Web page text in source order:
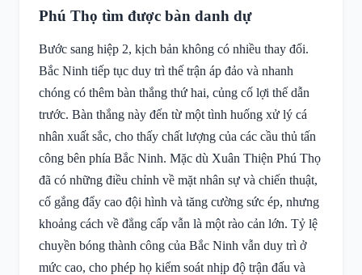
Phú Thọ tìm được bàn danh dự
Bước sang hiệp 2, kịch bản không có nhiều thay đổi.
Bắc Ninh tiếp tục duy trì thế trận áp đảo và nhanh
chóng có thêm bàn thắng thứ hai, củng cố lợi thế dẫn
trước. Bàn thắng này đến từ một tình huống xử lý cá
nhân xuất sắc, cho thấy chất lượng của các cầu thủ tấn
công bên phía Bắc Ninh. Mặc dù Xuân Thiện Phú Thọ
đã có những điều chỉnh về mặt nhân sự và chiến thuật,
cố gắng đẩy cao đội hình và tăng cường sức ép, nhưng
khoảng cách về đẳng cấp vẫn là một rào cản lớn. Tỷ lệ
chuyền bóng thành công của Bắc Ninh vẫn duy trì ở
mức cao, cho phép họ kiểm soát nhịp độ trận đấu và